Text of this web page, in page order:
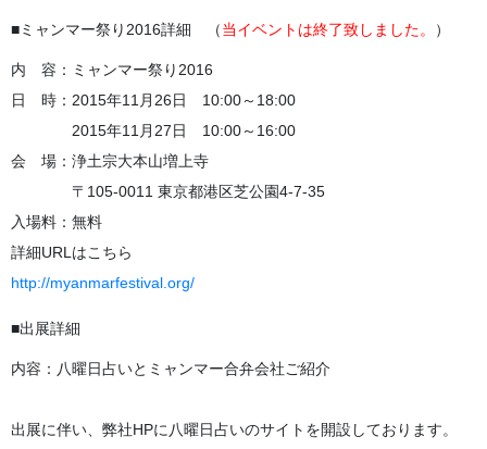
■ミャンマー祭り2016詳細 （当イベントは終了致しました。 ）
内 容：ミャンマー祭り2016
日 時：2015年11月26日 10:00～18:00
2015年11月27日 10:00～16:00
会 場：浄土宗大本山増上寺
〒105-0011 東京都港区芝公園4-7-35
入場料：無料
詳細URLはこちら
http://myanmarfestival.org/
■出展詳細
内容：八曜日占いとミャンマー合弁会社ご紹介
出展に伴い、弊社HPに八曜日占いのサイトを開設しております。